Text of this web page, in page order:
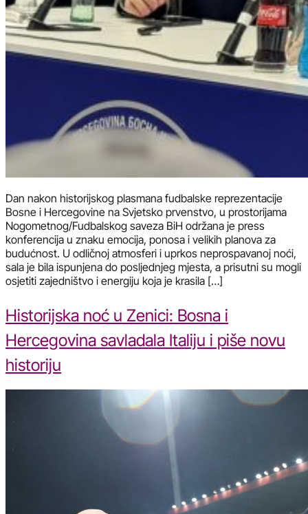
Dan nakon historijskog plasmana fudbalske reprezentacije
Bosne i Hercegovine na Svjetsko prvenstvo, u prostorijama
Nogometnog/Fudbalskog saveza BiH održana je press
konferencija u znaku emocija, ponosa i velikih planova za
budućnost. U odličnoj atmosferi i uprkos neprospavanoj noći,
sala je bila ispunjena do posljednjeg mjesta, a prisutni su mogli
osjetiti zajedništvo i energiju koja je krasila […]
Historijska noć u Zenici: Bosna i
Hercegovina savladala Italiju i piše novu
historiju